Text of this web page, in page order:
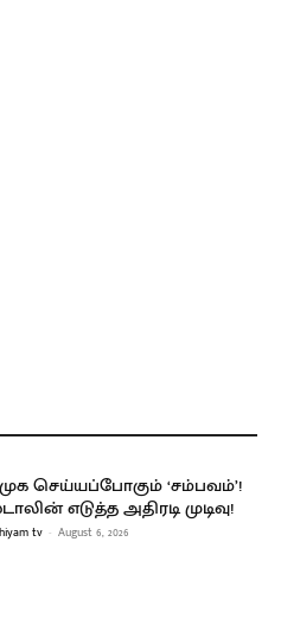
செய்யப்போகும் ‘சம்பவம்’!
எடுத்த அதிரடி முடிவு!
tv - August 6, 2026